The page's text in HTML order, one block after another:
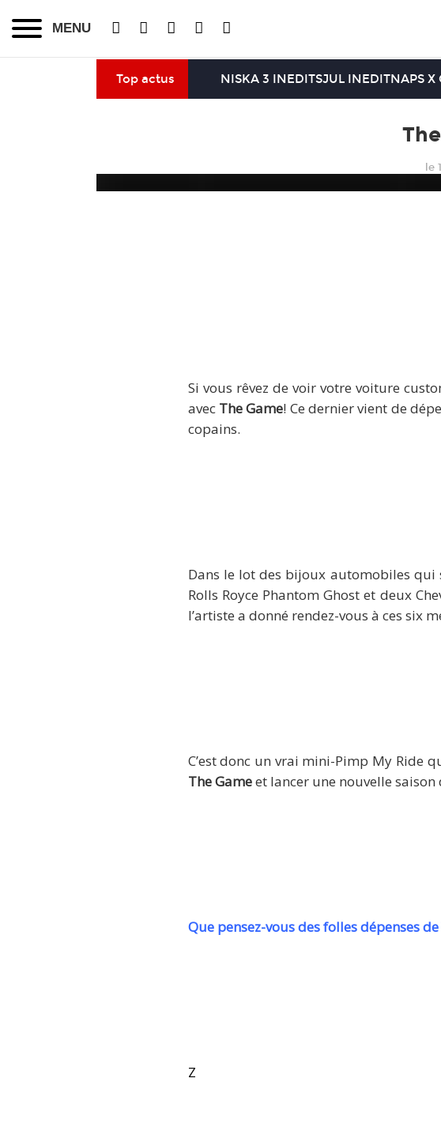
MENU
Top actus NISKA 3 INEDITSJUL INEDITNAPS X
le
Si vous rêvez de voir votre voiture
avec The Game! Ce dernier vient de
copains.
Dans le lot des bijoux automobiles qui
Rolls Royce Phantom Ghost et deux
l’artiste a donné rendez-vous à ces six
C’est donc un vrai mini-Pimp My Ride
The Gameet lancer une nouvelle saison
Que pensez-vous des folles dépenses de
Z